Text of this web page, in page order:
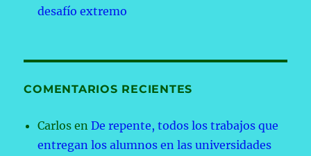
desafío extremo
COMENTARIOS RECIENTES
Carlos enDe repente, todos los trabajos que
entregan los alumnos en las universidades